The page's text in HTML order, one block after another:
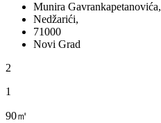
Munira Gavrankapetanovića,
Nedžarići,
71000
Novi Grad
2
1
90㎡